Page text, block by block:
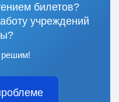
билетов?
учреждений